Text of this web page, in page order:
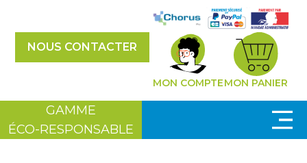
NOUS CONTACTER
MON COMPTEMON PANIER
GAMME
ÉCO-RESPONSABLE